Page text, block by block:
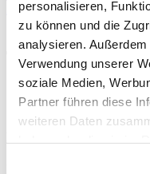
personalisieren,
zu können und die
analysieren.
Verwendung unserer
soziale Medien,
Partner führen diese
weiteren Daten
Auf DVD, Blu-ray
Trailer